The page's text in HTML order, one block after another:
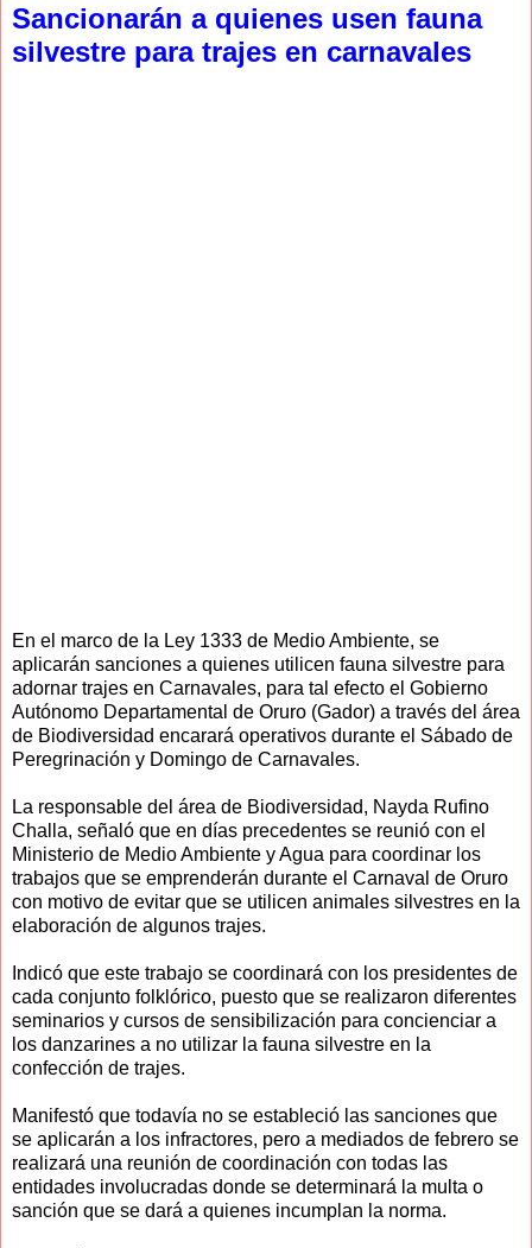
Sancionarán a quienes usen fauna
silvestre para trajes en carnavales
En el marco de la Ley 1333 de Medio Ambiente, se
aplicarán sanciones a quienes utilicen fauna silvestre para
adornar trajes en Carnavales, para tal efecto el Gobierno
Autónomo Departamental de Oruro (Gador) a través del área
de Biodiversidad encarará operativos durante el Sábado de
Peregrinación y Domingo de Carnavales.
La responsable del área de Biodiversidad, Nayda Rufino
Challa, señaló que en días precedentes se reunió con el
Ministerio de Medio Ambiente y Agua para coordinar los
trabajos que se emprenderán durante el Carnaval de Oruro
con motivo de evitar que se utilicen animales silvestres en la
elaboración de algunos trajes.
Indicó que este trabajo se coordinará con los presidentes de
cada conjunto folklórico, puesto que se realizaron diferentes
seminarios y cursos de sensibilización para concienciar a
los danzarines a no utilizar la fauna silvestre en la
confección de trajes.
Manifestó que todavía no se estableció las sanciones que
se aplicarán a los infractores, pero a mediados de febrero se
realizará una reunión de coordinación con todas las
entidades involucradas donde se determinará la multa o
sanción que se dará a quienes incumplan la norma.